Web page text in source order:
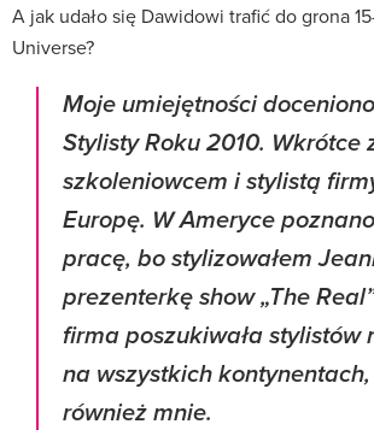
A jak udało się Dawidowi trafić do grona
Universe?
Moje umiejętności
Stylisty Roku 2010. Wkrótce
szkoleniowcem i stylistą
Europę. W Ameryce
pracę, bo stylizowałem
prezenterkę show „The Real”
firma poszukiwała stylistów
na wszystkich
również mnie.